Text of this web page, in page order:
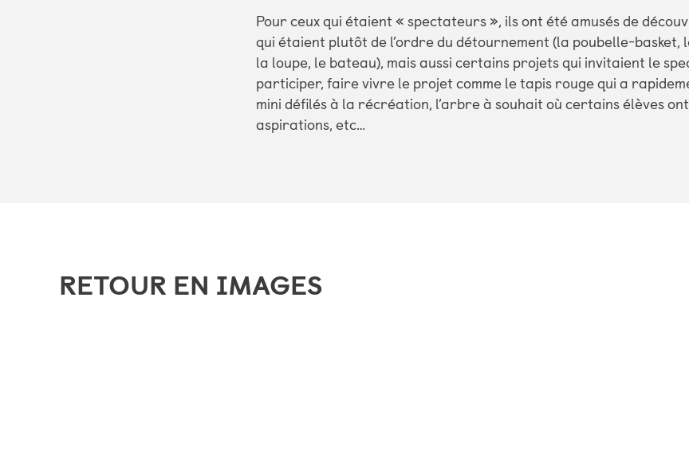
Pour ceux qui étaient « spectateurs », ils ont été amusés de
qui étaient plutôt de l’ordre du détournement (la poubelle-basket,
la loupe, le bateau), mais aussi certains projets qui invitaient le
participer, faire vivre le projet comme le tapis rouge qui a
mini défilés à la récréation, l’arbre à souhait où certains élèves
aspirations, etc…
RETOUR EN IMAGES